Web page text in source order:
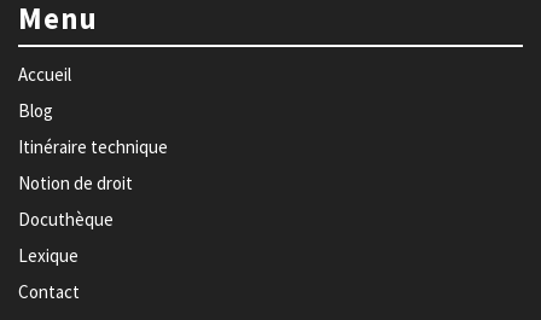
Menu
Accueil
Blog
Itinéraire technique
Notion de droit
Docuthèque
Lexique
Contact